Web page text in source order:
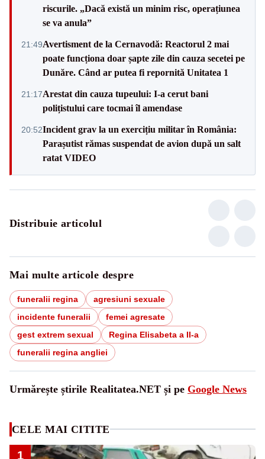
riscurile. „Dacă există un minim risc, operațiunea
se va anula”
21:49Avertisment de la Cernavodă: Reactorul 2 mai
poate funcționa doar șapte zile din cauza secetei pe
Dunăre. Când ar putea fi repornită Unitatea 1
21:17Arestat din cauza tupeului: I-a cerut bani
polițistului care tocmai îl amendase
20:52Incident grav la un exercițiu militar în România:
Parașutist rămas suspendat de avion după un salt
ratat VIDEO
Distribuie articolul
Mai multe articole despre
funeralii regina
agresiuni sexuale
incidente funeralii
femei agresate
gest extrem sexual
Regina Elisabeta a II-a
funeralii regina angliei
Urmărește știrile Realitatea.NET și pe Google News
CELE MAI CITITE
1